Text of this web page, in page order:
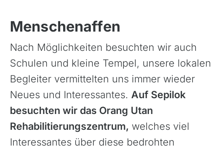
Menschenaffen
Nach Möglichkeiten besuchten wir auch
Schulen und kleine Tempel, unsere lokalen
Begleiter vermittelten uns immer wieder
Neues und Interessantes. Auf Sepilok
besuchten wir das Orang Utan
Rehabilitierungszentrum, welches viel
Interessantes über diese bedrohten